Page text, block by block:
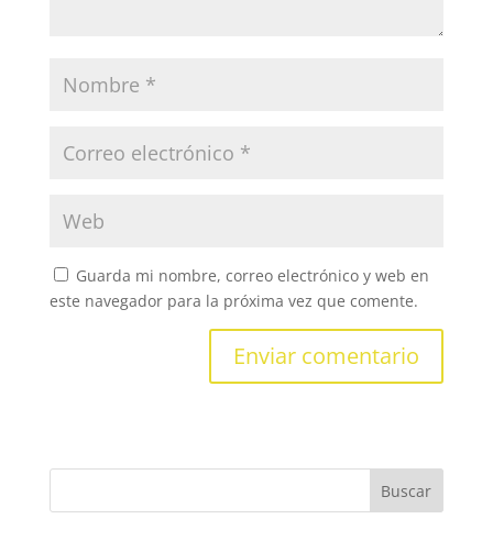
Guarda mi nombre, correo electrónico y web en
este navegador para la próxima vez que comente.